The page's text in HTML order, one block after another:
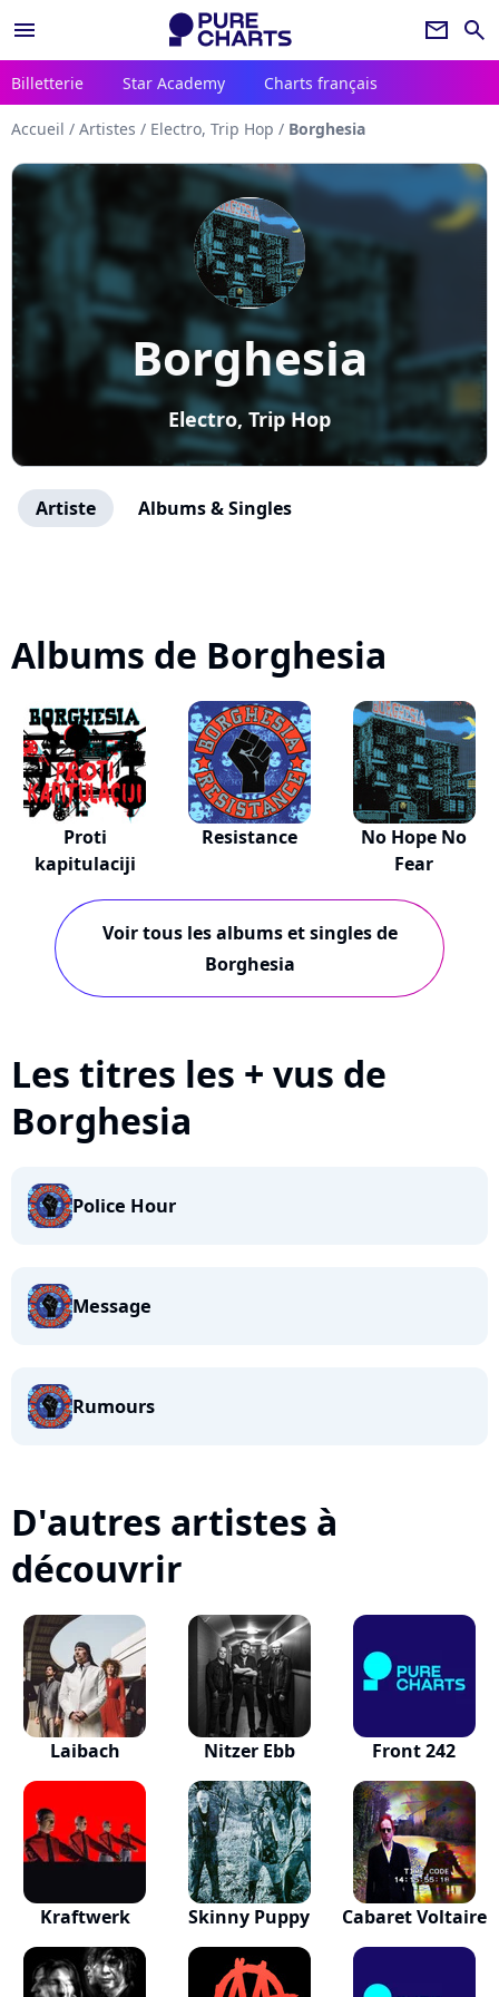
menu newsletter search
Billetterie Star Academy Charts français
Accueil / Artistes / Electro, Trip Hop / Borghesia
Borghesia
Electro, Trip Hop
Artiste Albums & Singles
Albums de Borghesia
Proti
kapitulaciji
Resistance
No Hope No
Fear
Voir tous les albums et singles de
Borghesia
Les titres les + vus de
Borghesia
Police Hour
Message
Rumours
D'autres artistes à
découvrir
Laibach Nitzer Ebb Front 242
Kraftwerk Skinny Puppy Cabaret Voltaire